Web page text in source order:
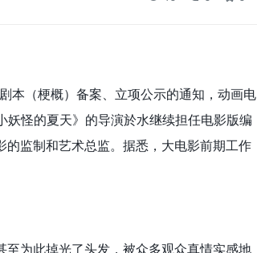
本（梗概）备案、立项公示的通知，动画电
妖怪的夏天》的导演於水继续担任电影版编
监制和艺术总监。据悉，大电影前期工作
为此掉光了头发，被众多观众真情实感地